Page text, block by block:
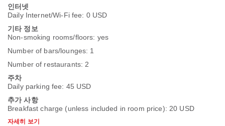
인터넷
Daily Internet/Wi-Fi fee: 0 USD
기타 정보
Non-smoking rooms/floors: yes
Number of bars/lounges: 1
Number of restaurants: 2
주차
Daily parking fee: 45 USD
추가 사항
Breakfast charge (unless included in room price): 20 USD
자세히 보기